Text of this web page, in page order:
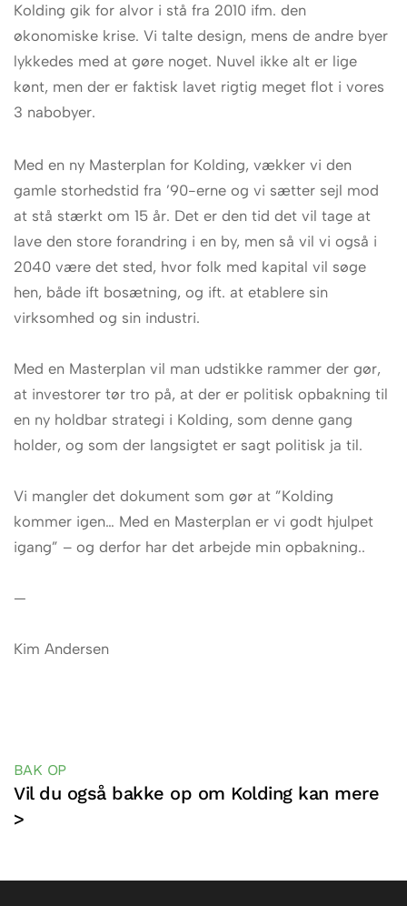
Kolding gik for alvor i stå fra 2010 ifm. den
økonomiske krise. Vi talte design, mens de andre byer
lykkedes med at gøre noget. Nuvel ikke alt er lige
kønt, men der er faktisk lavet rigtig meget flot i vores
3 nabobyer.
Med en ny Masterplan for Kolding, vækker vi den
gamle storhedstid fra ’90-erne og vi sætter sejl mod
at stå stærkt om 15 år. Det er den tid det vil tage at
lave den store forandring i en by, men så vil vi også i
2040 være det sted, hvor folk med kapital vil søge
hen, både ift bosætning, og ift. at etablere sin
virksomhed og sin industri.
Med en Masterplan vil man udstikke rammer der gør,
at investorer tør tro på, at der er politisk opbakning til
en ny holdbar strategi i Kolding, som denne gang
holder, og som der langsigtet er sagt politisk ja til.
Vi mangler det dokument som gør at ”Kolding
kommer igen… Med en Masterplan er vi godt hjulpet
igang” – og derfor har det arbejde min opbakning..
—
Kim Andersen
BAK OP
Vil du også bakke op om Kolding kan mere
>